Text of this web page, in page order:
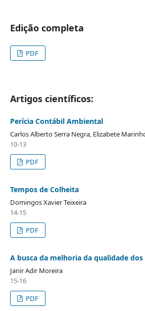
Edição completa
PDF
Artigos científicos:
Perícia Contábil Ambiental
Carlos Alberto Serra Negra, Elizabete
10-13
PDF
Tempos de Colheita
Domingos Xavier Teixeira
14-15
PDF
A busca da melhoria da qualidade
Janir Adir Moreira
15-16
PDF